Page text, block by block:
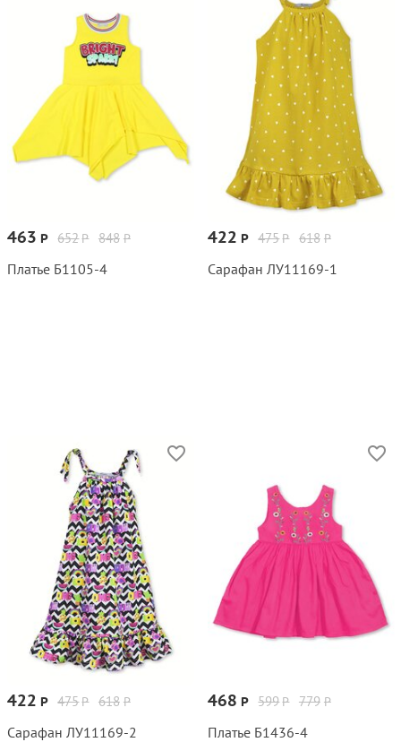
848 Р
652Р
463 Р
Платье Б1105‑4
618 Р
475Р
422 Р
Сарафан ЛУ11169‑1
618 Р
475Р
422 Р
Сарафан ЛУ11169‑2
779 Р
599Р
468 Р
Платье Б1436‑4